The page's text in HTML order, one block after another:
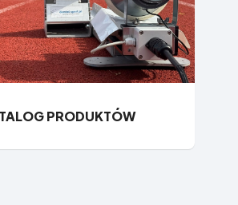
PRODUKTÓW